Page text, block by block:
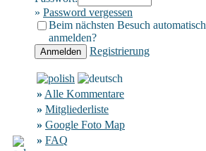
» Password vergessen
Beim nächsten Besuch automatisch
anmelden?
Registrierung
» Alle Kommentare
» Mitgliederliste
» Google Foto Map
» FAQ